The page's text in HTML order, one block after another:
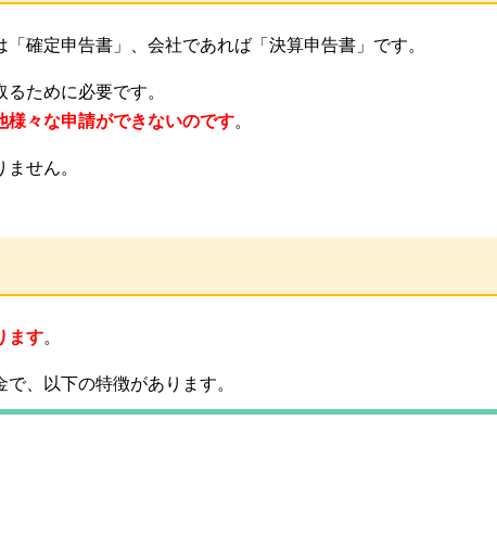
確定申告書」、会社であれば「決算申告書」です。
ために必要です。
様々な申請ができないのです。
せん。
ます。
、以下の特徴があります。